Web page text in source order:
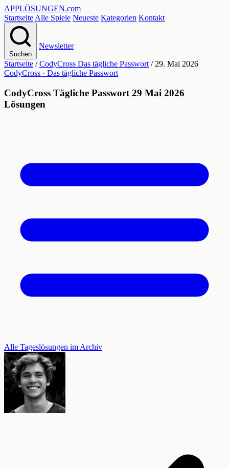
APPLÖSUNGEN.com
Startseite Alle Spiele Neueste Kategorien Kontakt
Suchen
Newsletter
Startseite / CodyCross Das tägliche Passwort / 29. Mai 2026
CodyCross · Das tägliche Passwort
CodyCross Tägliche Passwort 29 Mai 2026
Lösungen
Alle Tageslösungen im Archiv